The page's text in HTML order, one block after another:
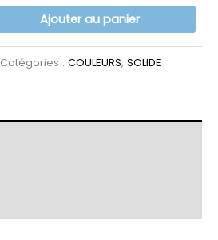
Ajouter au panier
Catégories : COULEURS, SOLIDE